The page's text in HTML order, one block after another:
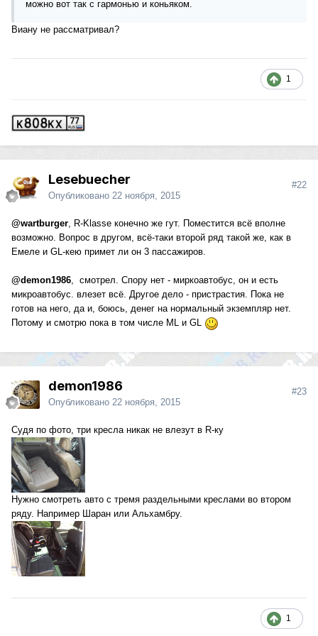
можно вот так с гармонью и коньяком.
Виану не рассматривал?
1
Lesebuecher
Опубликовано 22 ноября, 2015
#22
@wartburger, R-Klasse конечно же гут. Поместится всё вполне
возможно. Вопрос в другом, всё-таки второй ряд такой же, как в
Емеле и GL-кею примет ли он 3 пассажиров.
@demon1986, смотрел. Спору нет - миркоавтобус, он и есть
микроавтобус. влезет всё. Другое дело - пристрастия. Пока не
готов на него, да и, боюсь, денег на нормальный экземпляр нет.
Потому и смотрю пока в том числе ML и GL
demon1986
Опубликовано 22 ноября, 2015
#23
Судя по фото, три кресла никак не влезут в R-ку
Нужно смотреть авто с тремя раздельными креслами во втором
ряду. Например Шаран или Альхамбру.
1